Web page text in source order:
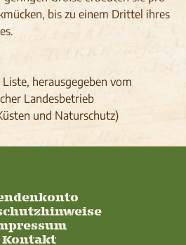
bis zu einem Drittel ihres
herausgegeben vom
Landesbetrieb
und Naturschutz)
Kontakt